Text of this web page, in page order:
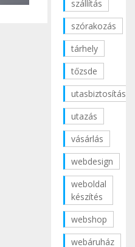
szállítás
szórakozás
tárhely
tőzsde
utasbiztosítás
utazás
vásárlás
webdesign
weboldal
készítés
webshop
webáruház